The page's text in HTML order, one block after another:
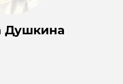
Душкина